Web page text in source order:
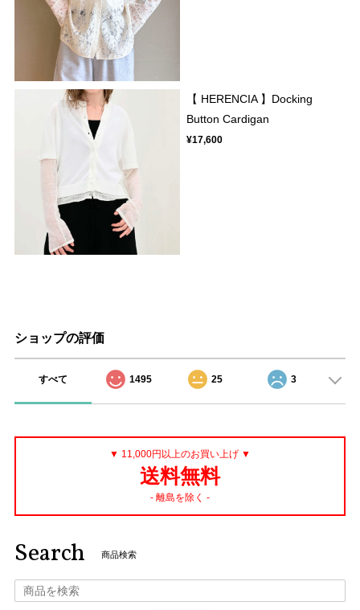
【 HERENCIA 】Docking
Button Cardigan
¥17,600
ショップの評価
すべて 1495 25 3
▼ 11,000円以上のお買い上げ ▼
送料無料
- 離島を除く -
Search 商品検索